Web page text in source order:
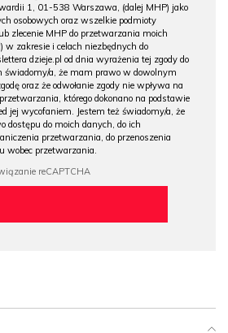
1, 01-538 Warszawa, (dalej MHP) jako
osobowych oraz wszelkie podmioty
zlecenie MHP do przetwarzania moich
w zakresie i celach niezbędnych do
dzieje.pl od dnia wyrażenia tej zgody do
świadomy/a, że mam prawo w dowolnym
oraz że odwołanie zgody nie wpływa na
którego dokonano na podstawie
jej wycofaniem. Jestem też świadomy/a, że
dostępu do moich danych, do ich
przetwarzania, do przenoszenia
wobec przetwarzania.